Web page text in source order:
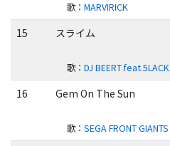
歌： MARVIRICK
15
スライム
歌： DJ BEERT feat.5LACK
16
Gem On The Sun
歌： SEGA FRONT GIANTS